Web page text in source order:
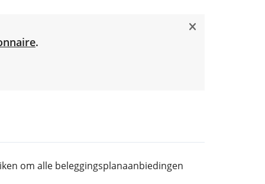
.
om alle beleggingsplanaanbiedingen